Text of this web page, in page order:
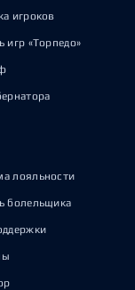
игроков
игр «Торпедо»
лояльности
болельщика